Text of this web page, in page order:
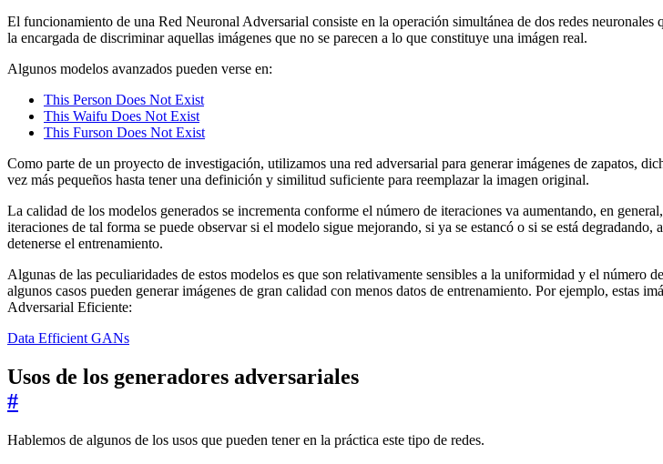
El funcionamiento de una Red Neuronal Adversarial consiste en la operación simultánea de dos redes neuronales
la encargada de discriminar aquellas imágenes que no se parecen a lo que constituye una imágen real.
Algunos modelos avanzados pueden verse en:
This Person Does Not Exist
This Waifu Does Not Exist
This Furson Does Not Exist
Como parte de un proyecto de investigación, utilizamos una red adversarial para generar imágenes de zapatos,
vez más pequeños hasta tener una definición y similitud suficiente para reemplazar la imagen original.
La calidad de los modelos generados se incrementa conforme el número de iteraciones va aumentando, en
iteraciones de tal forma se puede observar si el modelo sigue mejorando, si ya se estancó o si se está
detenerse el entrenamiento.
Algunas de las peculiaridades de estos modelos es que son relativamente sensibles a la uniformidad y el
algunos casos pueden generar imágenes de gran calidad con menos datos de entrenamiento. Por ejemplo, estas
Adversarial Eficiente:
Data Efficient GANs
Usos de los generadores adversariales
#
Hablemos de algunos de los usos que pueden tener en la práctica este tipo de redes.